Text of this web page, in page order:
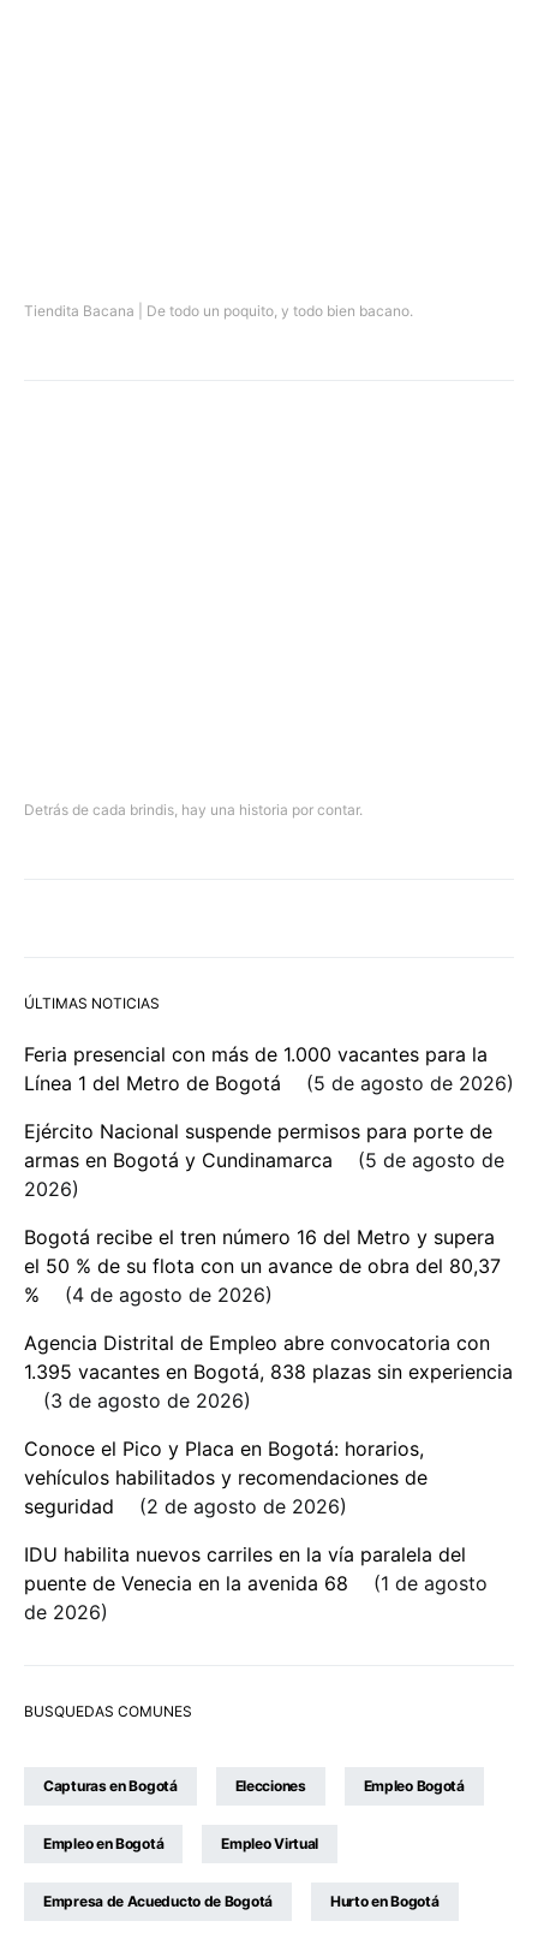
Tiendita Bacana | De todo un poquito, y todo bien bacano.
Detrás de cada brindis, hay una historia por contar.
ÚLTIMAS NOTICIAS
Feria presencial con más de 1.000 vacantes para la
Línea 1 del Metro de Bogotá
5 de agosto de 2026
Ejército Nacional suspende permisos para porte de
armas en Bogotá y Cundinamarca
5 de agosto de
2026
Bogotá recibe el tren número 16 del Metro y supera
el 50 % de su flota con un avance de obra del 80,37
%
4 de agosto de 2026
Agencia Distrital de Empleo abre convocatoria con
1.395 vacantes en Bogotá, 838 plazas sin experiencia
3 de agosto de 2026
Conoce el Pico y Placa en Bogotá: horarios,
vehículos habilitados y recomendaciones de
seguridad
2 de agosto de 2026
IDU habilita nuevos carriles en la vía paralela del
puente de Venecia en la avenida 68
1 de agosto
de 2026
BUSQUEDAS COMUNES
Capturas en Bogotá Elecciones Empleo Bogotá
Empleo en Bogotá Empleo Virtual
Empresa de Acueducto de Bogotá Hurto en Bogotá